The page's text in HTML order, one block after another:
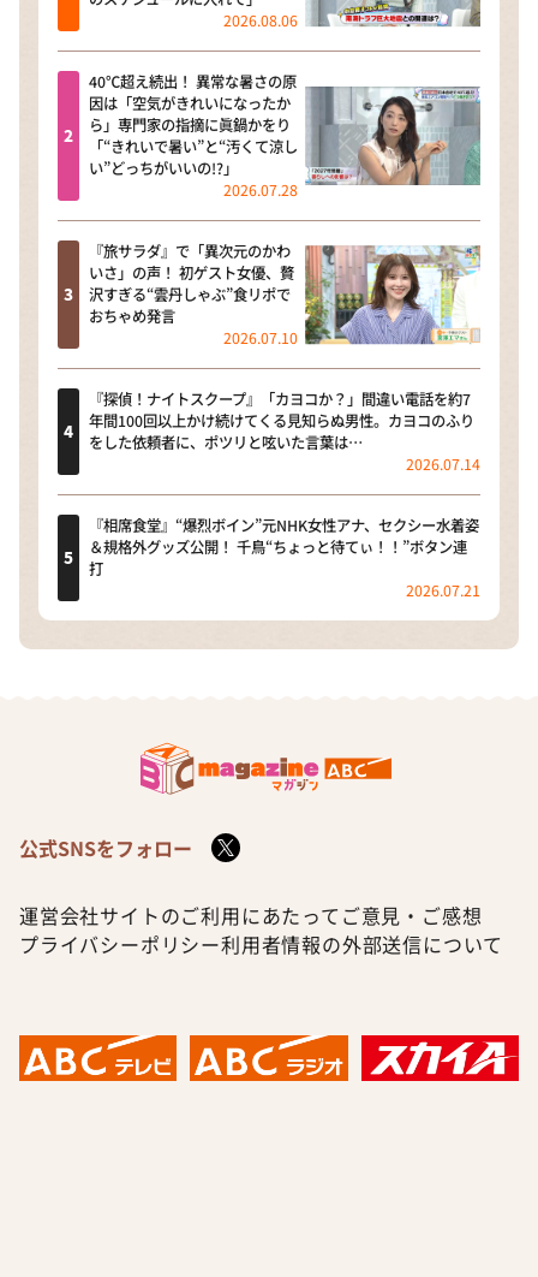
2026.08.06
40℃超え続出！ 異常な暑さの原
因は「空気がきれいになったか
ら」専門家の指摘に眞鍋かをり
「“きれいで暑い”と“汚くて涼し
い”どっちがいいの!?」
2026.07.28
『旅サラダ』で「異次元のかわ
いさ」の声！ 初ゲスト女優、贅
沢すぎる“雲丹しゃぶ”食リポで
おちゃめ発言
2026.07.10
『探偵！ナイトスクープ』「カヨコか？」間違い電話を約7
年間100回以上かけ続けてくる見知らぬ男性。カヨコのふり
をした依頼者に、ポツリと呟いた言葉は…
2026.07.14
『相席食堂』“爆烈ボイン”元NHK女性アナ、セクシー水着姿
＆規格外グッズ公開！ 千鳥“ちょっと待てぃ！！”ボタン連
打
2026.07.21
公式SNSをフォロー
運営会社サイトのご利用にあたって ご意見・ご感想
プライバシーポリシー利用者情報の外部送信について